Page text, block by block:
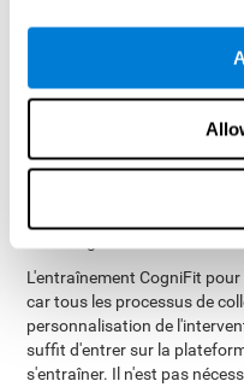
Avantages
Lorsque nous décidons de
nous voulons le faire de la
pourquoi il est important de
L'entraînement CogniFit
car tous les processus de
personnalisation de
suffit d'entrer sur la
s'entraîner. Il n'est pas